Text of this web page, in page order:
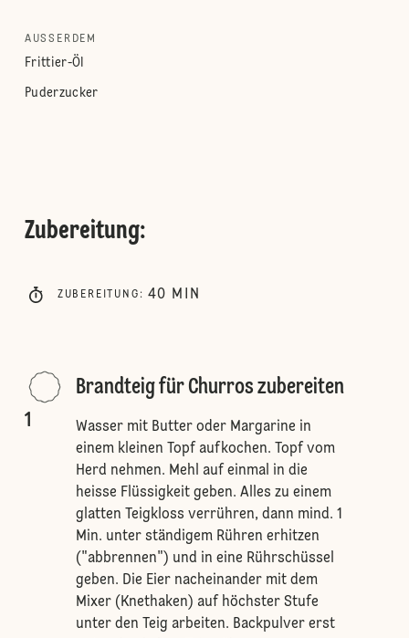
AUSSERDEM
Frittier-Öl
Puderzucker
Zubereitung:
ZUBEREITUNG : 40 MIN
1
Brandteig für Churros zubereiten
Wasser mit Butter oder Margarine in
einem kleinen Topf aufkochen. Topf vom
Herd nehmen. Mehl auf einmal in die
heisse Flüssigkeit geben. Alles zu einem
glatten Teigkloss verrühren, dann mind. 1
Min. unter ständigem Rühren erhitzen
("abbrennen") und in eine Rührschüssel
geben. Die Eier nacheinander mit dem
Mixer (Knethaken) auf höchster Stufe
unter den Teig arbeiten. Backpulver erst